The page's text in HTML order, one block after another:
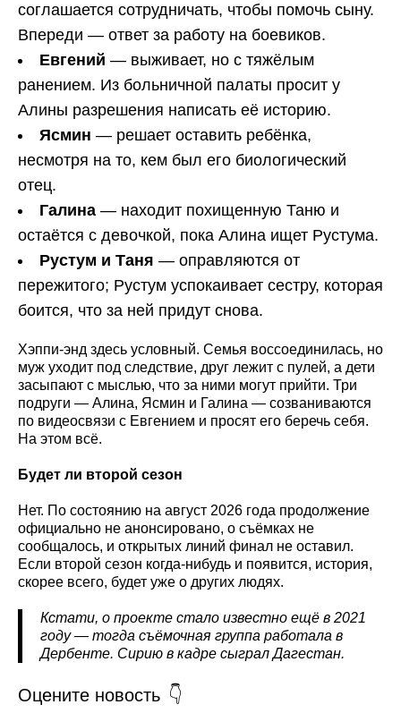
соглашается сотрудничать, чтобы помочь сыну.
Впереди — ответ за работу на боевиков.
Евгений — выживает, но с тяжёлым
ранением. Из больничной палаты просит у
Алины разрешения написать её историю.
Ясмин — решает оставить ребёнка,
несмотря на то, кем был его биологический
отец.
Галина — находит похищенную Таню и
остаётся с девочкой, пока Алина ищет Рустума.
Рустум и Таня — оправляются от
пережитого; Рустум успокаивает сестру, которая
боится, что за ней придут снова.
Хэппи-энд здесь условный. Семья воссоединилась, но
муж уходит под следствие, друг лежит с пулей, а дети
засыпают с мыслью, что за ними могут прийти. Три
подруги — Алина, Ясмин и Галина — созваниваются
по видеосвязи с Евгением и просят его беречь себя.
На этом всё.
Будет ли второй сезон
Нет. По состоянию на август 2026 года продолжение
официально не анонсировано, о съёмках не
сообщалось, и открытых линий финал не оставил.
Если второй сезон когда-нибудь и появится, история,
скорее всего, будет уже о других людях.
Кстати, о проекте стало известно ещё в 2021
году — тогда съёмочная группа работала в
Дербенте. Сирию в кадре сыграл Дагестан.
Оцените новость